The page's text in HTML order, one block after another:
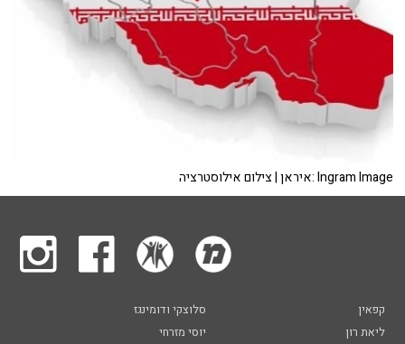
איראן | צילום אילוסטרציה: Ingram Image
קפאין
סלוצקי ודומינגז
ליאת רון
יוסי מזרחי